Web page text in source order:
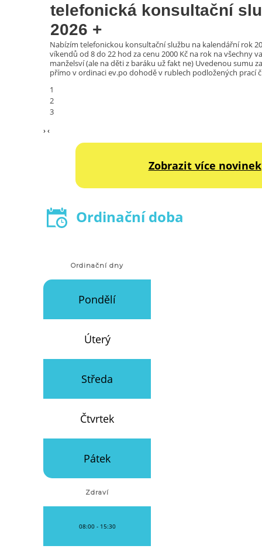
telefonická konsultační
2026 +
Nabízím telefonickou konsultační službu na kalendářní rok
víkendů od 8 do 22 hod za cenu 2000 Kč na rok na všechny
manželsví (ale na děti z baráku už fakt ne) Uvedenou sumu
přímo v ordinaci ev.po dohodě v rublech podložených prací
1
2
3
›‹
Zobrazit více novinek
Ordinační doba
Ordinační dny
Pondělí
Úterý
Středa
Čtvrtek
Pátek
Zdraví
08:00 - 15:30